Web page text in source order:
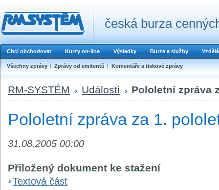
česká burza
Chci obchodovat Kurzy on-line Výsledky Burza a služby
Všechny zprávy Zprávy od emitentů Komentáře a tiskové zprávy
RM-SYSTÉM Události Pololetní zpráva
Pololetní zpráva za 1.
31.08.2005 00:00
Přiložený dokument ke stažení
Textová část